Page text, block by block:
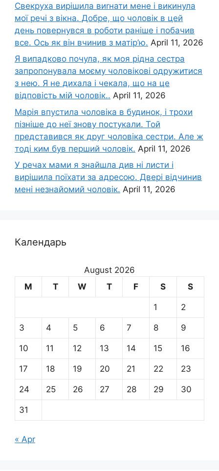
Свекруха вирішила виrнати мене і викинула
мої речі з вікна. Добре, що чоловік в цей
день повернувся в роботи раніше і побачив
все. Ось як він вчинив з матір’ю. April 11, 2026
Я випадково почула, як моя рідна сестра
запропонувала моєму чоловікові одружитися
з нею. Я не дихала і чекала, що на це
відповість мій чоловік.. April 11, 2026
Марія впустила чоловіка в будинок, і трохи
пізніше до неї знову постукали. Той
представився як друг чоловіка сестри. Але ж
тоді ким був перший чоловік. April 11, 2026
У речах мами я знайшла див ні листи і
вирішила поїхати за адресою. Двері відчинив
мені незнайомий чоловік. April 11, 2026
Календарь
August 2026
M
T W T F S S
1 2
3 4 5 6 7 8 9
10 11 12 13 14 15 16
17 18 19 20 21 22 23
24 25 26 27 28 29 30
31
« Apr